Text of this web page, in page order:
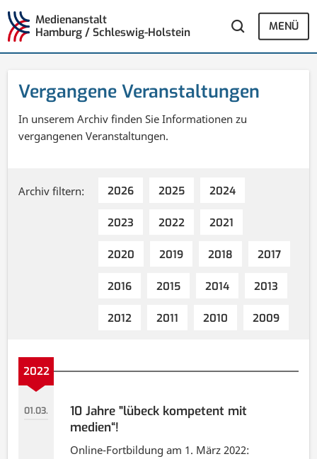
Medienanstalt
Hamburg / Schleswig-Holstein
MENÜ
Vergangene Veranstaltungen
In unserem Archiv finden Sie Informationen zu
vergangenen Veranstaltungen.
Archiv filtern: 2026 2025 2024
2023 2022 2021
2020 2019 2018 2017
2016 2015 2014 2013
2012 2011 2010 2009
2022
01.03.
10 Jahre "lübeck kompetent mit
medien“!
Online-Fortbildung am 1. März 2022: